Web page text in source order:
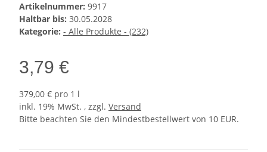
Artikelnummer: 9917
Haltbar bis: 30.05.2028
Kategorie: - Alle Produkte - (232)
3,79 €
379,00 € pro 1 l
inkl. 19% MwSt. , zzgl. Versand
Bitte beachten Sie den Mindestbestellwert von 10 EUR.